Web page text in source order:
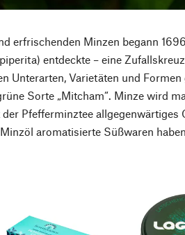
erfrischenden Minzen begann
entdeckte – eine
Unterarten, Varietäten und
Sorte „Mitcham“. Minze wird
Pfefferminztee
aromatisierte Süßwaren